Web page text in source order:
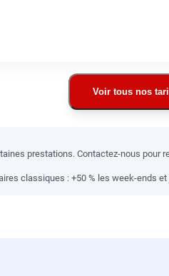
Voir tous nos
prestations. Contactez-nous pour
classiques : +50 % les week-ends